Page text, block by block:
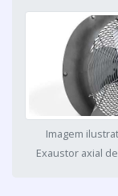
Imagem
Exaustor axial